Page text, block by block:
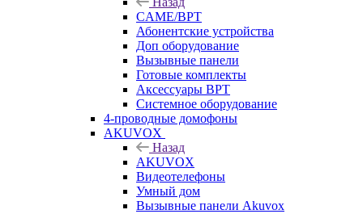
CAME/BPT
Абонентские устройства
Доп оборудование
Вызывные панели
Готовые комплекты
Аксессуары BPT
Системное оборудование
4-проводные домофоны
AKUVOX
Назад
AKUVOX
Видеотелефоны
Умный дом
Вызывные панели Akuvox